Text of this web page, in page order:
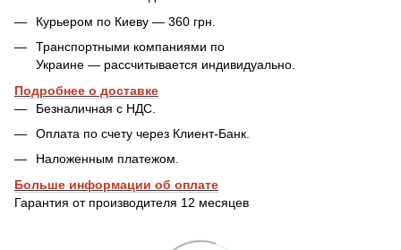
Курьером по Киеву — 360 грн.
Транспортными компаниями по
Украине — рассчитывается индивидуально.
Подробнее о доставке
Безналичная с НДС.
Оплата по счету через Клиент-Банк.
Наложенным платежом.
Больше информации об оплате
Гарантия от производителя 12 месяцев